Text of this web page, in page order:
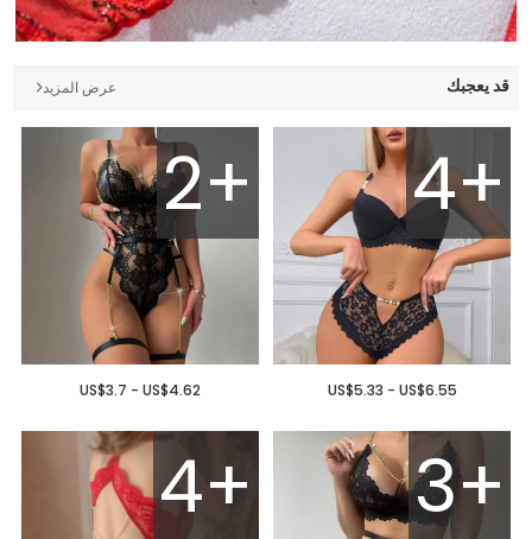
قد يعجبك عرض المزيد
4+
US$5.33 - US$6.55
2+
US$3.7 - US$4.62
3+
4+